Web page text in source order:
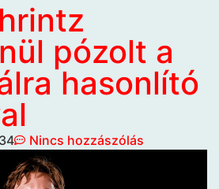
pózolt a
hasonlító
Nincs hozzászólás